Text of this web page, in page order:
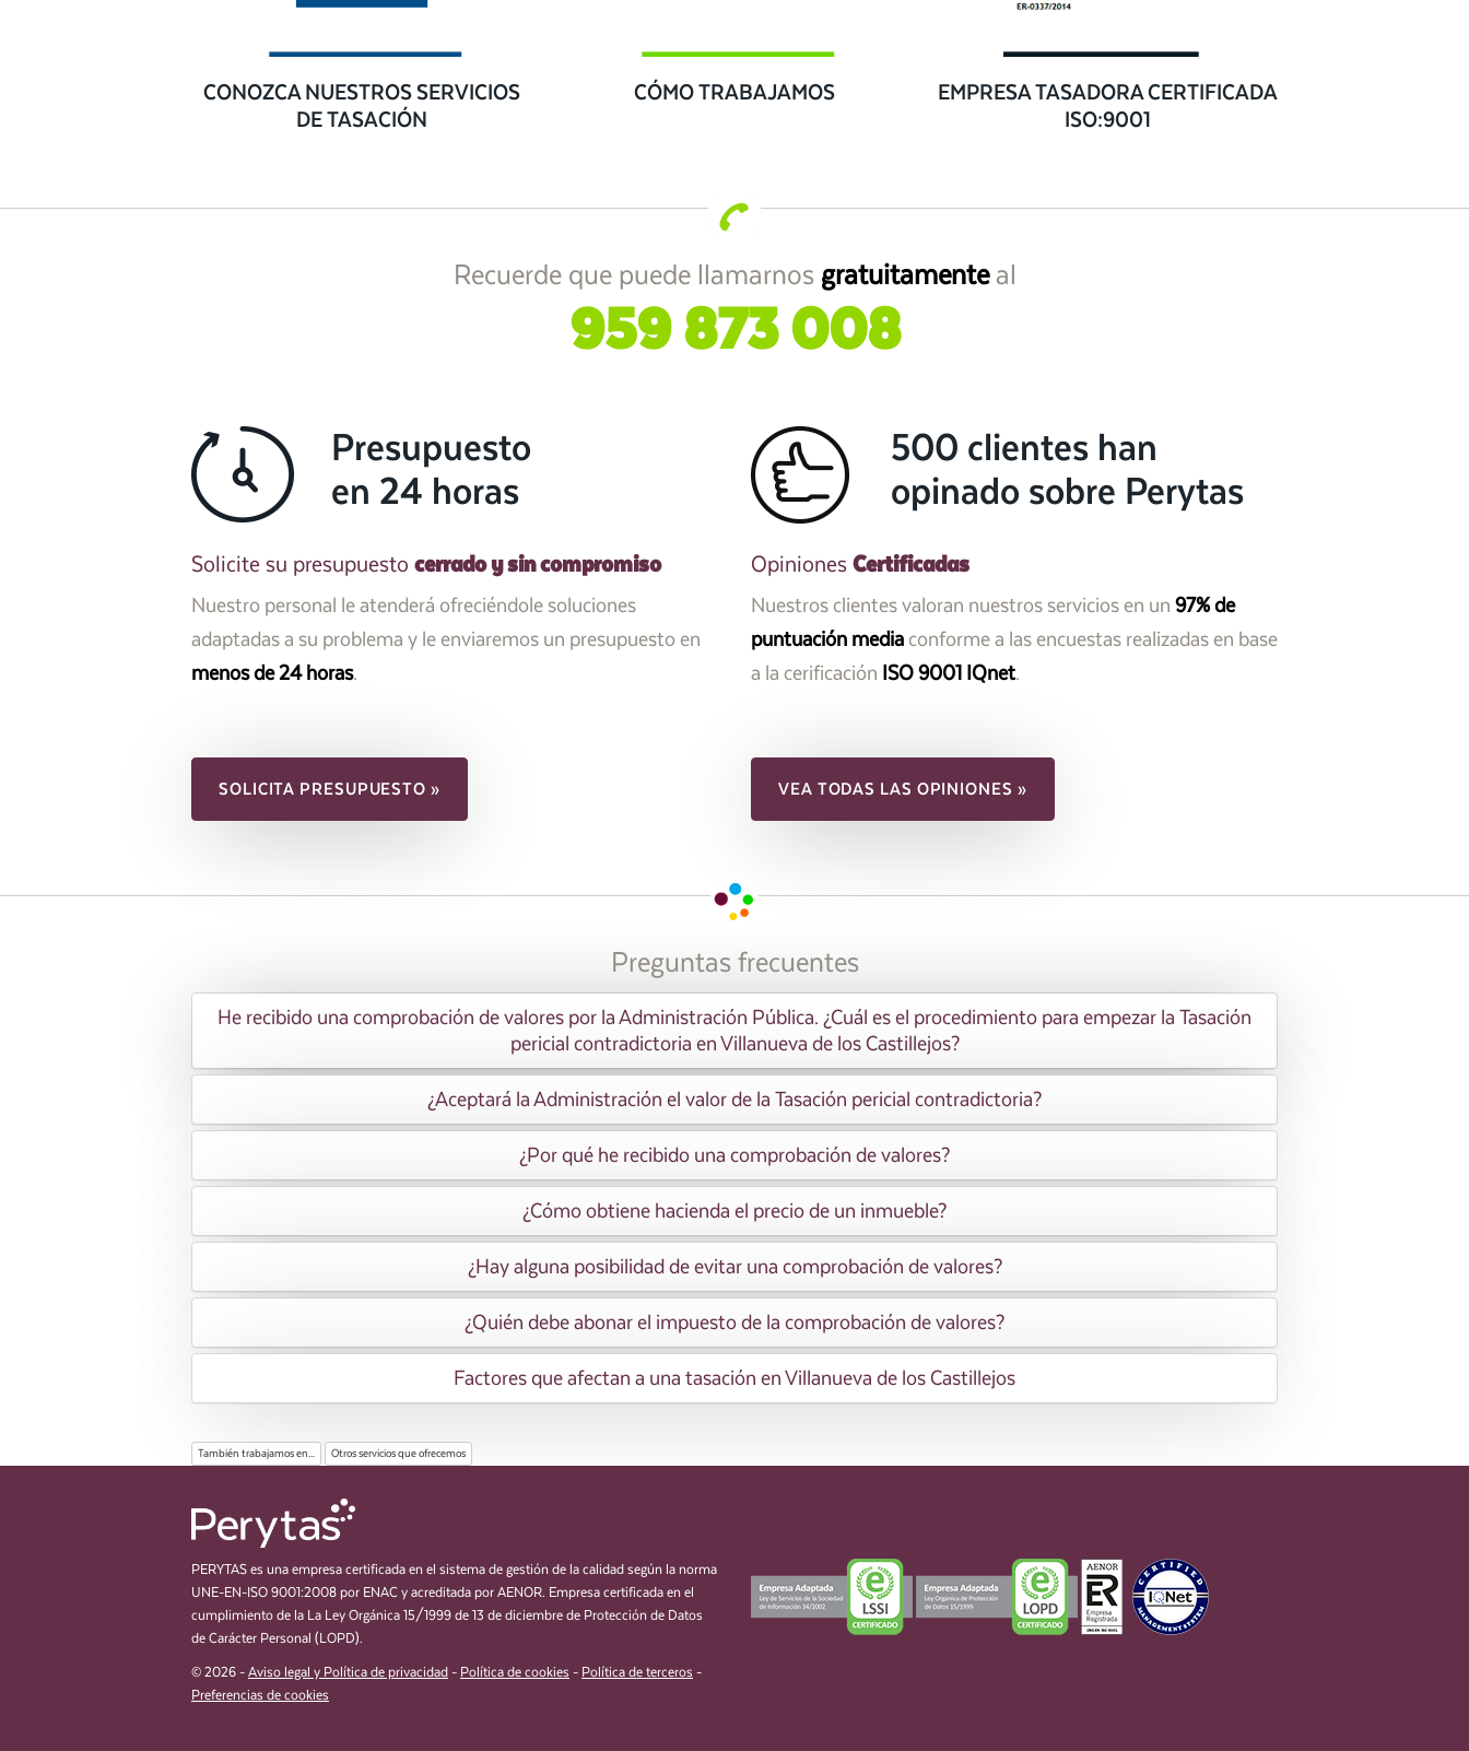
CONOZCA NUESTROS SERVICIOS
DE TASACIÓN
CÓMO TRABAJAMOS
EMPRESA TASADORA CERTIFICADA
ISO:9001
Recuerde que puede llamarnos gratuitamenteal
959 873 008
Presupuesto
en 24 horas
Solicite su presupuesto cerrado y sin compromiso
Nuestro personal le atenderá ofreciéndole soluciones
adaptadas a su problema y le enviaremos un presupuesto en
menos de 24 horas.
SOLICITA PRESUPUESTO »
500 clientes han
opinado sobre Perytas
Opiniones Certificadas
Nuestros clientes valoran nuestros servicios en un 97% de
puntuación mediaconforme a las encuestas realizadas en base
a la cerificación ISO 9001 IQnet.
VEA TODAS LAS OPINIONES »
Preguntas frecuentes
He recibido una comprobación de valores por la Administración Pública. ¿Cuál es el procedimiento para empezar la Tasación
pericial contradictoria en Villanueva de los Castillejos?
¿Aceptará la Administración el valor de la Tasación pericial contradictoria?
¿Por qué he recibido una comprobación de valores?
¿Cómo obtiene hacienda el precio de un inmueble?
¿Hay alguna posibilidad de evitar una comprobación de valores?
¿Quién debe abonar el impuesto de la comprobación de valores?
Factores que afectan a una tasación en Villanueva de los Castillejos
También trabajamos en... Otros servicios que ofrecemos
PERYTAS es una empresa certificada en el sistema de gestión de la calidad según la norma
UNE-EN-ISO 9001:2008 por ENAC y acreditada por AENOR. Empresa certificada en el
cumplimiento de la La Ley Orgánica 15/1999 de 13 de diciembre de Protección de Datos
de Carácter Personal (LOPD).
© 2026 - Aviso legal y Política de privacidad - Política de cookies - Política de terceros -
Preferencias de cookies